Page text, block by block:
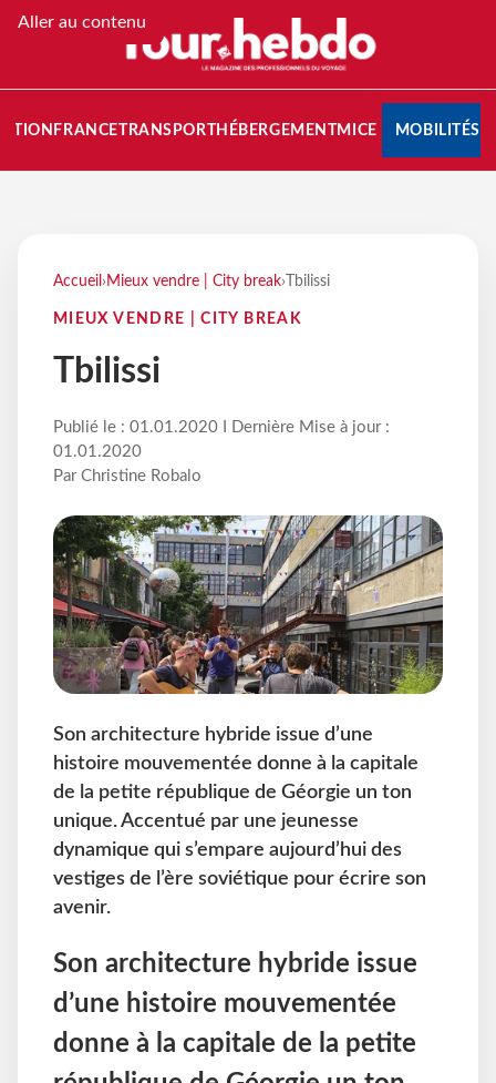
Aller au contenu
FRANCETRANSPORT HÉBERGEMENTMICE MOBILITÉS
Accueil › Mieux vendre | City break› Tbilissi
MIEUX VENDRE | CITY BREAK
Tbilissi
Publié le : 01.01.2020 I Dernière Mise à jour :
01.01.2020
Par Christine Robalo
Son architecture hybride issue d’une
histoire mouvementée donne à la capitale
de la petite république de Géorgie un ton
unique. Accentué par une jeunesse
dynamique qui s’empare aujourd’hui des
vestiges de l’ère soviétique pour écrire son
avenir.
Son architecture hybride issue
d’une histoire mouvementée
donne à la capitale de la petite